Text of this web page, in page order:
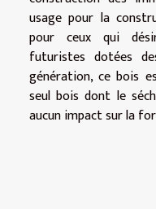
usage pour la
pour ceux qui
futuristes dotées
génération, ce bois
seul bois dont le
aucun impact sur la